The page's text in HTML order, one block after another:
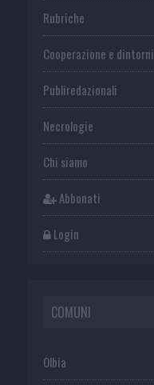
Rubriche
Cooperazione e dintorni
Publiredazionali
Necrologie
Chi siamo
Abbonati
Login
COMUNI
Olbia